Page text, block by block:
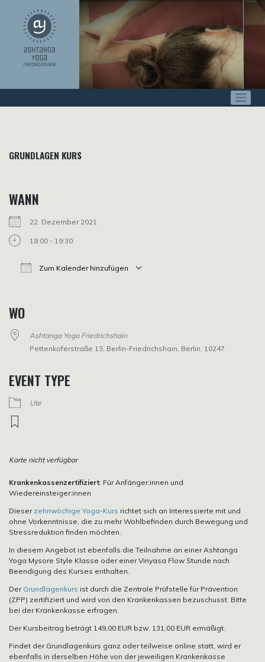
springen
GRUNDLAGEN KURS
WANN
22. Dezember 2021
18:00 - 19:30
Zum Kalender hinzufügen
WO
Ashtanga Yoga Friedrichshain
Pettenkoferstraße 13, Berlin-Friedrichshain, Berlin, 10247
EVENT TYPE
Ute
Karte nicht verfügbar
Krankenkassenzertifiziert: Für Anfänger:innen und
Wiedereinsteiger:innen
Dieser zehnwöchige Yoga-Kurs richtet sich an Interessierte mit und
ohne Vorkenntnisse, die zu mehr Wohlbefinden durch Bewegung und
Stressreduktion finden möchten.
In diesem Angebot ist ebenfalls die Teilnahme an einer Ashtanga
Yoga Mysore Style Klasse oder einer Vinyasa Flow Stunde nach
Beendigung des Kurses enthalten.
Der Grundlagenkurs ist durch die Zentrale Prüfstelle für Prävention
(ZPP) zertifiziert und wird von den Krankenkassen bezuschusst. Bitte
bei der Krankenkasse erfragen.
Der Kursbeitrag beträgt 149,00 EUR bzw. 131,00 EUR ermäßigt.
Findet der Grundlagenkurs ganz oder teilweise online statt, wird er
ebenfalls in derselben Höhe von der jeweiligen Krankenkasse